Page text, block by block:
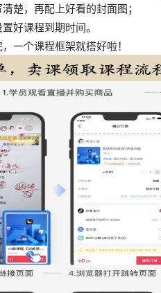
楚，再配上好看的封面图；
好课程到期时间。
一个课程框架就搭好啦！